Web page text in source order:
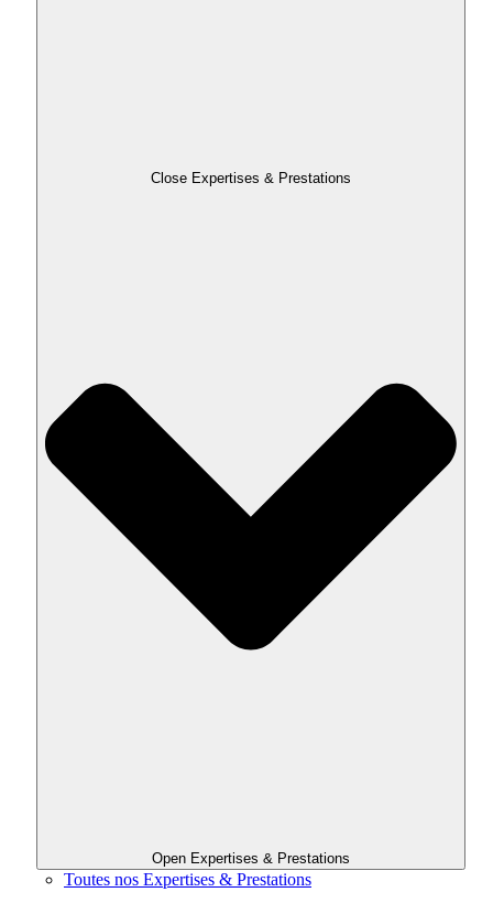
Close Expertises & Prestations
Open Expertises & Prestations
Toutes nos Expertises & Prestations